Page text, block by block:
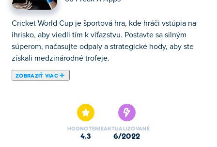
Cricket World Cup je športová hra, kde hráči vstúpia na
ihrisko, aby viedli tím k víťazstvu. Postavte sa silným
súperom, načasujte odpaly a strategické hody, aby ste
získali medzinárodné trofeje.
ZOBRAZIŤ VIAC
HODNOTENIE
4.3
AKTUALIZOVANÉ
6/2022